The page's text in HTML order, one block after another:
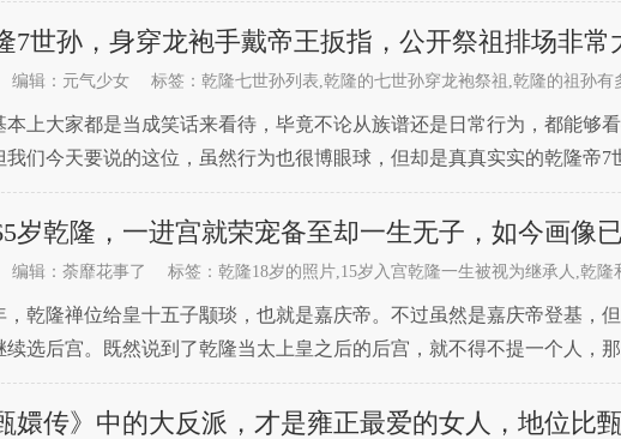
7世孙，身穿龙袍手戴帝王扳指，公开祭祖排场非常
编辑：元气少女 标签：乾隆七世孙列表,乾隆的七世孙穿龙袍祭祖,乾隆的祖孙有
本上大家都是当成笑话来看待，毕竟不论从族谱还是日常行为，都能够
我们今天要说的这位，虽然行为也很博眼球，但却是真真实实的乾隆帝7
觉罗·恒绍。跟州迪随便取了个名字就安了爱新觉罗的姓氏不一样，恒绍
岁乾隆，一进宫就荣宠备至却一生无子，如今画像
编辑：荼靡花事了 标签：乾隆18岁的照片,15岁入宫乾隆一生被视为继承人,乾隆
，乾隆禅位给皇十五子颙琰，也就是嘉庆帝。不过虽然是嘉庆帝登基，
续选后宫。既然说到了乾隆当太上皇之后的后宫，就不得不提一个人，
十一年，也就是公元1776年入的宫，这一年她才18岁，乾隆已经66岁了
嬛传》中的大反派，才是雍正最爱的女人，地位比